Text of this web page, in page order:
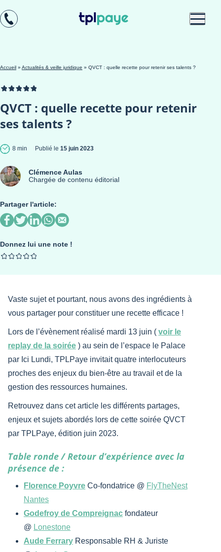
Skip
to
Aller au
contenu
Accueil » Actualités & veille juridique » QVCT : quelle recette pour retenir ses talents ?
QVCT : quelle recette pour retenir
ses talents ?
8 min Publié le 15 juin 2023
Clémence Aulas
Chargée de contenu éditorial
Partager l'article:
Donnez lui une note !
Vaste sujet et pourtant, nous avons des ingrédients à
vous partager pour constituer une recette efficace !
Lors de l’évènement réalisé mardi 13 juin ( voir le
replay de la soirée ) au sein de l’espace le Palace
par Ici Lundi, TPLPaye invitait quatre interlocuteurs
proches des enjeux du bien-être au travail et de la
gestion des ressources humaines.
Retrouvez dans cet article les différents partages,
enjeux et sujets abordés lors de cette soirée QVCT
par TPLPaye, édition juin 2023.
Table ronde / Retour d’expérience avec la
présence de :
Florence Poyvre Co-fondatrice @ FlyTheNest
Nantes
Godefroy de Compreignac fondateur
@ Lonestone
Aude Ferrary Responsable RH & Juriste